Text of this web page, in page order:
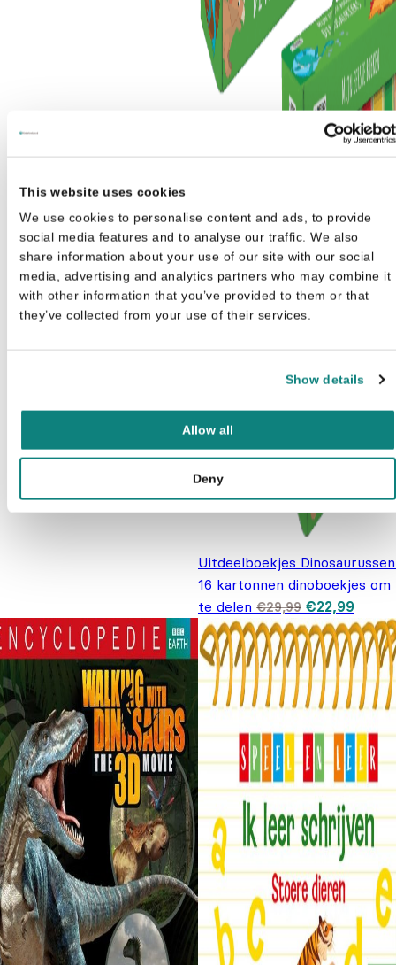
This website uses cookies
We use cookies to personalise content and ads, to provide
social media features and to analyse our traffic. We also
share information about your use of our site with our social
media, advertising and analytics partners who may combine it
with other information that you’ve provided to them or that
they’ve collected from your use of their services.
Show details
Allow all
Deny
Uitdeelboekjes
16 kartonnen dinoboekjes om
te delen €29,99 prijs was:
€29,99.
€22,99
prijs